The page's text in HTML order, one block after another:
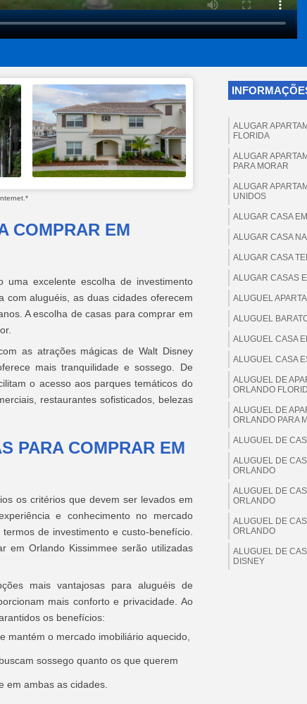
COMPRAR EM
excelente escolha de investimento
com aluguéis, as duas cidades oferecem
A escolha de casas para comprar em
as atrações mágicas de Walt Disney
mais tranquilidade e sossego. De
o acesso aos parques temáticos do
restaurantes sofisticados, belezas
PARA COMPRAR EM
os critérios que devem ser levados em
e conhecimento no mercado
de investimento e custo-benefício.
em Orlando Kissimmee serão utilizadas
mais vantajosas para aluguéis de
mais conforto e privacidade. Ao
os benefícios:
mantém o mercado imobiliário aquecido,
sossego quanto os que querem
em ambas as cidades.
ALUGAR
FLORIDA
ALUGAR
PARA MORAR
ALUGAR
UNIDOS
ALUGAR CASA
ALUGAR CASA
ALUGAR CASA
ALUGAR CASAS
ALUGUEL
ALUGUEL
ALUGUEL CASA
ALUGUEL CASA
ALUGUEL DE
ORLANDO
ALUGUEL DE
ORLANDO PARA
ALUGUEL DE
ALUGUEL DE
ORLANDO
ALUGUEL DE
ORLANDO
ALUGUEL DE
ORLANDO
ALUGUEL DE
DISNEY